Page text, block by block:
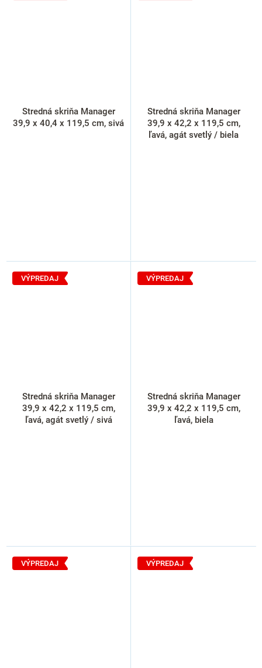
Stredná skriňa Manager
39,9 x 40,4 x 119,5 cm, sivá
Stredná skriňa Manager
39,9 x 42,2 x 119,5 cm,
ľavá, agát svetlý / biela
VÝPREDAJ
Stredná skriňa Manager
39,9 x 42,2 x 119,5 cm,
ľavá, agát svetlý / sivá
VÝPREDAJ
Stredná skriňa Manager
39,9 x 42,2 x 119,5 cm,
ľavá, biela
VÝPREDAJ VÝPREDAJ